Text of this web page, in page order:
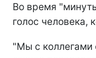
Во время
голос человека,
"Мы с коллегами